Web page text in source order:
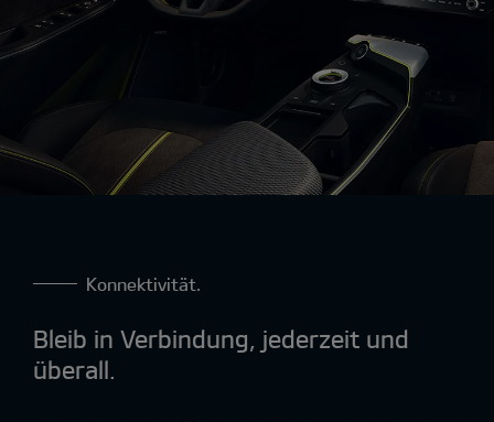
Konnektivität.
Bleib in Verbindung, jederzeit und
überall.